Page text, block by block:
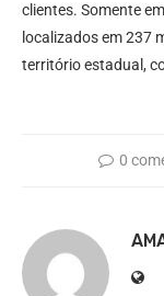
clientes. Somente
localizados em 237
território estadual,
0